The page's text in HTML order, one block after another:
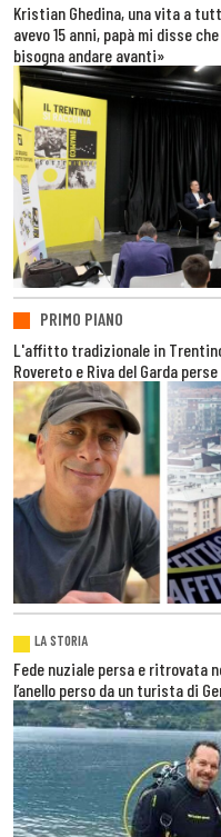
Kristian Ghedina, una vita a
avevo 15 anni, papà mi disse
bisogna andare avanti»
PRIMO PIANO
L'affitto tradizionale in
Rovereto e Riva del Garda
LA STORIA
Fede nuziale persa e ritrovata
l’anello perso da un turista di